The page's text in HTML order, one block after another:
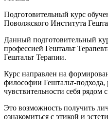
Подготовительный курс
Поволжского Института
Данный подготовительный
профессией Гештальт
Гештальт Терапии.
Курс направлен на
философии Гештальт-подхода,
чувствительности себя рядом
Это возможность получить
ознакомиться с этикой и